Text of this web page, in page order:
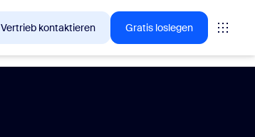
Vertrieb kontaktieren Gratis loslegen